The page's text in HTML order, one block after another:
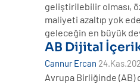
geliştirilebilir olması,
maliyeti azaltıp yok
geleceğin en büyük
AB Dijital
Cannur Ercan
Avrupa Birliğinde (AB)